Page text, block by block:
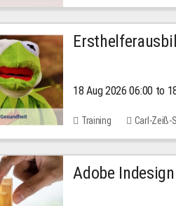
18 Aug 2026 06:00 to
Training Carl-Zeiß-
Adobe Indesign